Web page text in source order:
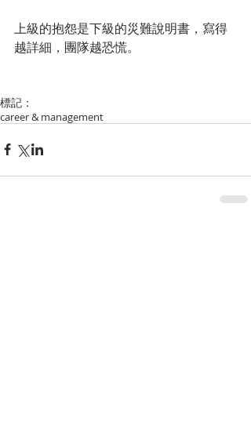
上級的抱怨是下級的災難說明書，寫得
越詳細，團隊越恐慌。
標記：
career & management